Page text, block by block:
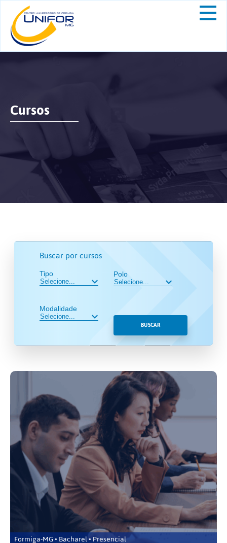
Cursos
Buscar por cursos
Tipo
Modalidade
Polo
BUSCAR
Formiga-MG • Bacharel • Presencial